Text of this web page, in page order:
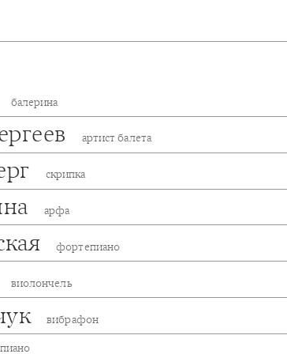
балерина
артист балета
скрипка
арфа
фортепиано
виолончель
вибрафон